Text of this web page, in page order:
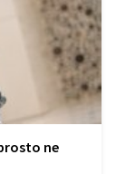
ne